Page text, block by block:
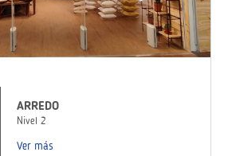
ARREDO
Nivel 2
Ver más